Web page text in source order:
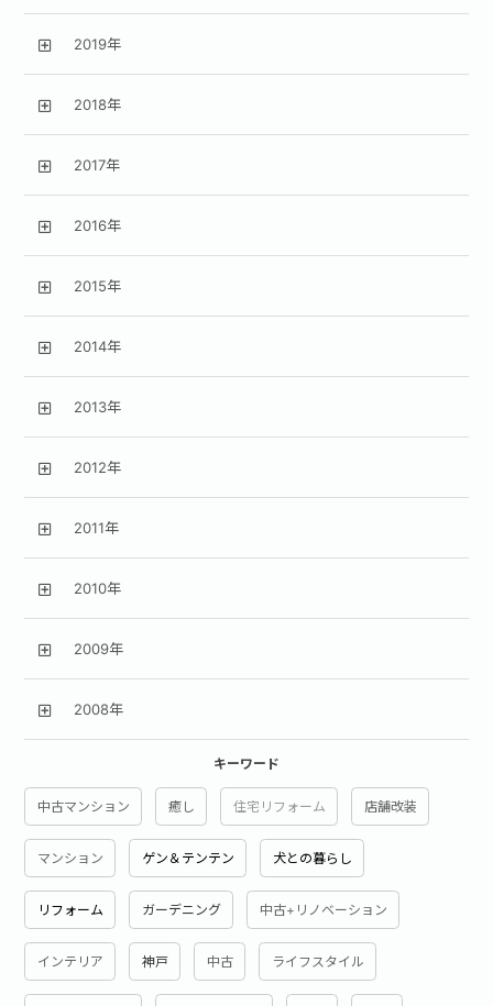
2019年
2018年
2017年
2016年
2015年
2014年
2013年
2012年
2011年
2010年
2009年
2008年
キーワード
中古マンション 癒し 住宅リフォーム 店舗改装
マンション ゲン＆テンテン 犬との暮らし
リフォーム ガーデニング 中古+リノベーション
インテリア 神戸 中古 ライフスタイル